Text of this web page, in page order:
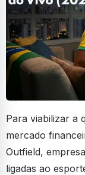
Para viabilizar a
mercado
Outfield,
ligadas ao